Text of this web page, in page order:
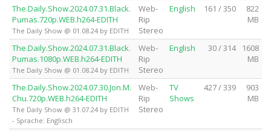
The.Daily.Show.2024.07.31.Black.
Pumas.720p.WEB.h264-EDITH
The Daily Show @ 01.08.24 by EDITH
Web-
Rip
Stereo
English 161 / 350
822
MB
The.Daily.Show.2024.07.31.Black.
Pumas.1080p.WEB.h264-EDITH
The Daily Show @ 01.08.24 by EDITH
Web-
Rip
Stereo
English 30 / 314
1608
MB
The.Daily.Show.2024.07.30.Jon.M.
Chu.720p.WEB.h264-EDITH
The Daily Show @ 31.07.24 by EDITH
- Sprache: Englisch
Web-
Rip
Stereo
TV
Shows
427 / 339
903
MB